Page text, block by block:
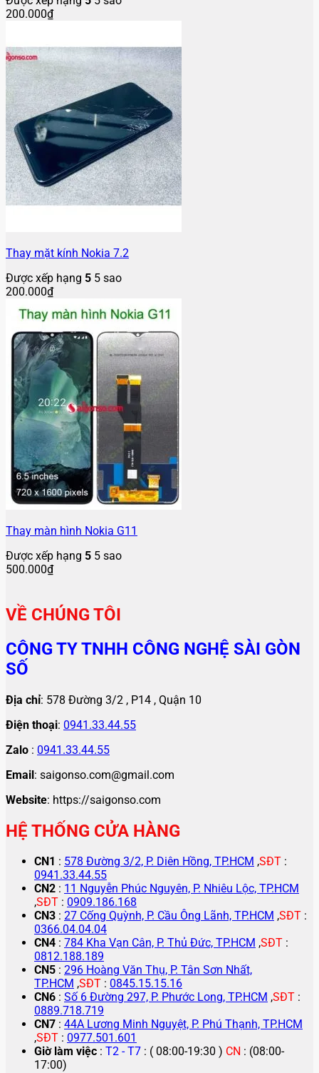
200.000₫
Thay mặt kính Nokia 7.2
Được xếp hạng 5 5 sao
200.000₫
Thay màn hình Nokia G11
Được xếp hạng 5 5 sao
500.000₫
VỀ CHÚNG TÔI
CÔNG TY TNHH CÔNG NGHỆ SÀI GÒN
SỐ
Địa chỉ: 578 Đường 3/2 , P14 , Quận 10
Điện thoại: 0941.33.44.55
Zalo : 0941.33.44.55
Email: saigonso.com@gmail.com
Website: https://saigonso.com
HỆ THỐNG CỬA HÀNG
CN1 : 578 Đường 3/2, P. Diên Hồng, TP.HCM ,SĐT :
0941.33.44.55
CN2 : 11 Nguyễn Phúc Nguyên, P. Nhiêu Lộc, TP.HCM
,SĐT : 0909.186.168
CN3 : 27 Cống Quỳnh, P. Cầu Ông Lãnh, TP.HCM ,SĐT :
0366.04.04.04
CN4 : 784 Kha Vạn Cân, P. Thủ Đức, TP.HCM ,SĐT :
0812.188.189
CN5 : 296 Hoàng Văn Thụ, P. Tân Sơn Nhất,
TP.HCM ,SĐT : 0845.15.15.16
CN6 : Số 6 Đường 297, P. Phước Long, TP.HCM ,SĐT :
0889.718.719
CN7 : 44A Lương Minh Nguyệt, P. Phú Thạnh, TP.HCM
,SĐT : 0977.501.601
Giờ làm việc : T2 - T7 : ( 08:00-19:30 ) CN : (08:00-
17:00)